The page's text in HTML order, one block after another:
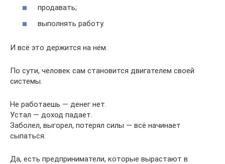
продавать;
выполнять работу.
И всё это держится на нём.
По сути, человек сам становится двигателем своей
системы.
Не работаешь — денег нет.
Устал — доход падает.
Заболел, выгорел, потерял силы — всё начинает
сыпаться.
Да, есть предприниматели, которые вырастают в